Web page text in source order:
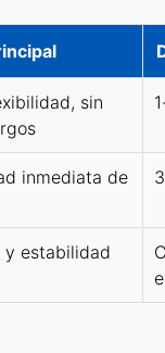
sin
inmediata de
y estabilidad